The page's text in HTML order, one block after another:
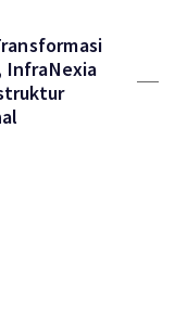
InfraNexia